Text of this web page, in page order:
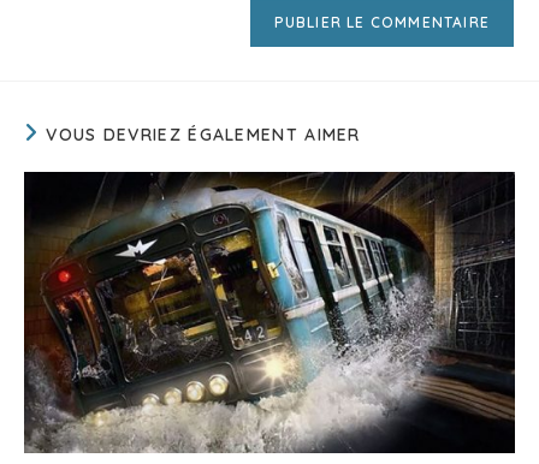
VOUS DEVRIEZ ÉGALEMENT AIMER